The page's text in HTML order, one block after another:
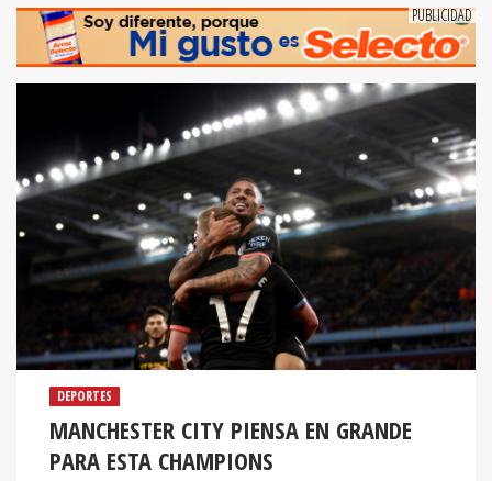
DEPORTES
MANCHESTER CITY PIENSA EN GRANDE
PARA ESTA CHAMPIONS
Los citizens lograron remontar al equipo blanco, que se